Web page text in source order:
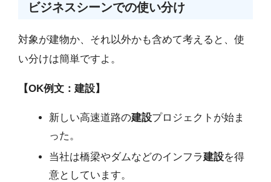
ビジネスシーンでの使い分け
対象が建物か、それ以外かも含めて考えると、使
い分けは簡単ですよ。
【OK例文：建設】
新しい高速道路の建設プロジェクトが始ま
った。
当社は橋梁やダムなどのインフラ建設を得
意としています。